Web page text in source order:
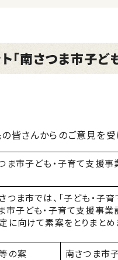
「南さつま市子
皆さんからのご意見を受
ま市子ども・子育て支援
つま市では、「子ども・子
市子ども・子育て支援事業
に向けて素案をとりまとめ
の案
南さつま市